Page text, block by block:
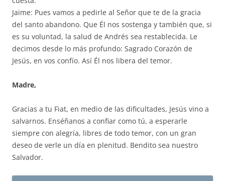
Jaime: Pues vamos a pedirle al Señor que te de la gracia
del santo abandono. Que Él nos sostenga y también que, si
es su voluntad, la salud de Andrés sea restablecida. Le
decimos desde lo más profundo: Sagrado Corazón de
Jesús, en vos confío. Así Él nos libera del temor.
Madre,
Gracias a tu Fiat, en medio de las dificultades, Jesús vino a
salvarnos. Enséñanos a confiar como tú, a esperarle
siempre con alegría, libres de todo temor, con un gran
deseo de verle un día en plenitud. Bendito sea nuestro
Salvador.